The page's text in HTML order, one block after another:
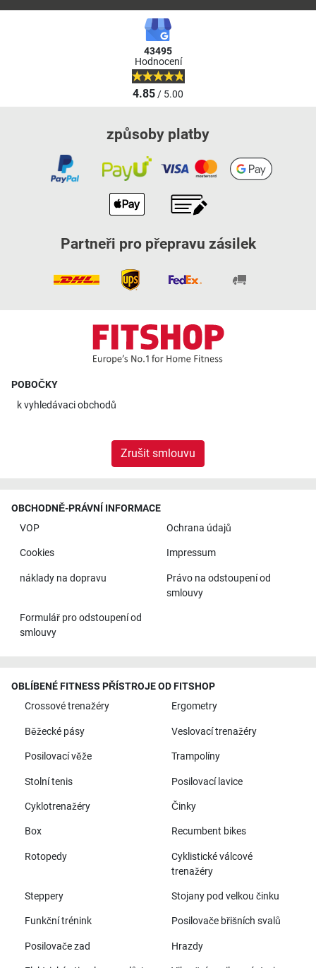
43495
Hodnocení
4.85/ 5.00
způsoby platby
Partneři pro přepravu zásilek
POBOČKY
kvyhledávaci obchodů
Zrušit smlouvu
OBCHODNĚ-PRÁVNÍ INFORMACE
VOP
Ochrana údajů
Cookies Impressum
náklady na dopravu
Právo na odstoupení od
smlouvy
Formulář pro odstoupení od
smlouvy
OBLÍBENÉ FITNESS PŘÍSTROJE OD FITSHOP
Crossové trenažéry
Ergometry
Běžecké pásy Veslovací trenažéry
Posilovací věže Trampolíny
Stolní tenis Posilovací lavice
Cyklotrenažéry Činky
Box Recumbent bikes
Rotopedy
Cyklistické válcové
trenažéry
Steppery Stojany pod velkou činku
Funkční trénink Posilovače břišních svalů
Posilovače zad Hrazdy